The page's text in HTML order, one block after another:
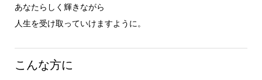
あなたらしく輝きながら
人生を受け取っていけますように。
こんな方に